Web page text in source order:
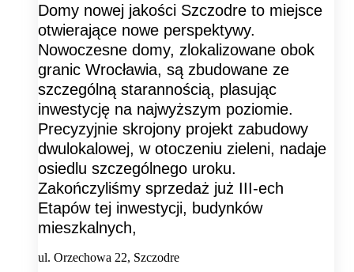
Domy nowej jakości Szczodre to miejsce
otwierające nowe perspektywy.
Nowoczesne domy, zlokalizowane obok
granic Wrocławia, są zbudowane ze
szczególną starannością, plasując
inwestycję na najwyższym poziomie.
Precyzyjnie skrojony projekt zabudowy
dwulokalowej, w otoczeniu zieleni, nadaje
osiedlu szczególnego uroku.
Zakończyliśmy sprzedaż już III-ech
Etapów tej inwestycji, budynków
mieszkalnych,
ul. Orzechowa 22, Szczodre